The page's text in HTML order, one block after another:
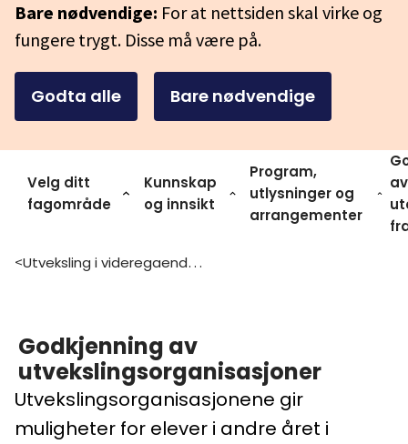
Bare nødvendige: For at nettsiden skal virke og
fungere trygt. Disse må være på.
Godta alle Bare nødvendige
Velg ditt
fagområde
Kunnskap
og innsikt
Program,
utlysninger og
arrangementer
av
> Utveksling i videregaende opplaering
Godkjenning av
utvekslingsorganisasjoner
Utvekslingsorganisasjonene gir
muligheter for elever i andre året i